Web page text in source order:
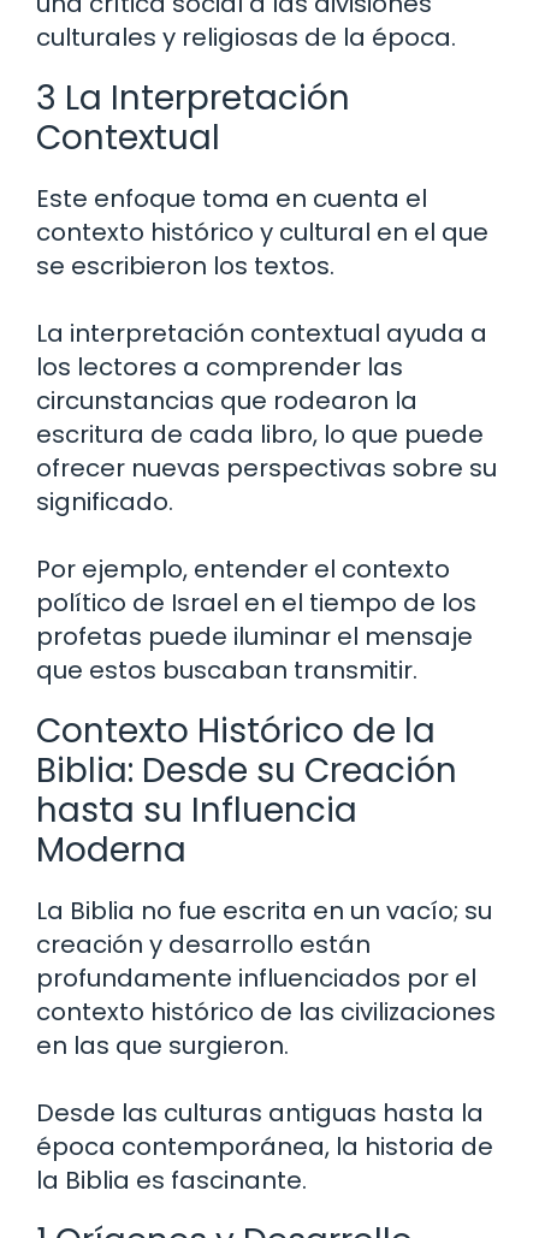
culturales y religiosas de la época.
3 La Interpretación
Contextual
Este enfoque toma en cuenta el
contexto histórico y cultural en el que
se escribieron los textos.
La interpretación contextual ayuda a
los lectores a comprender las
circunstancias que rodearon la
escritura de cada libro, lo que puede
ofrecer nuevas perspectivas sobre su
significado.
Por ejemplo, entender el contexto
político de Israel en el tiempo de los
profetas puede iluminar el mensaje
que estos buscaban transmitir.
Contexto Histórico de la
Biblia: Desde su Creación
hasta su Influencia
Moderna
La Biblia no fue escrita en un vacío; su
creación y desarrollo están
profundamente influenciados por el
contexto histórico de las civilizaciones
en las que surgieron.
Desde las culturas antiguas hasta la
época contemporánea, la historia de
la Biblia es fascinante.